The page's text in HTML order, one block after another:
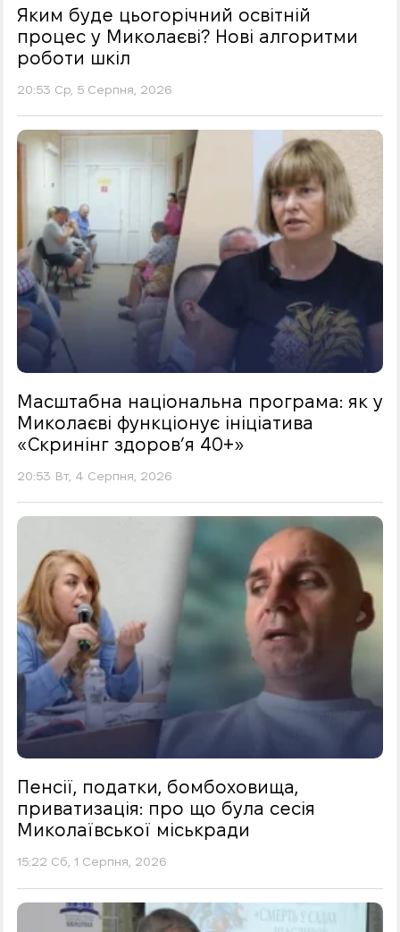
Яким буде цьогорічний освітній
процес у Миколаєві? Нові алгоритми
роботи шкіл
20:53 Ср, 5 Серпня, 2026
Масштабна національна програма: як у
Миколаєві функціонує ініціатива
«Скринінг здоровʼя 40+»
20:53 Вт, 4 Серпня, 2026
Пенсії, податки, бомбоховища,
приватизація: про що була сесія
Миколаївської міськради
15:22 Сб, 1 Серпня, 2026